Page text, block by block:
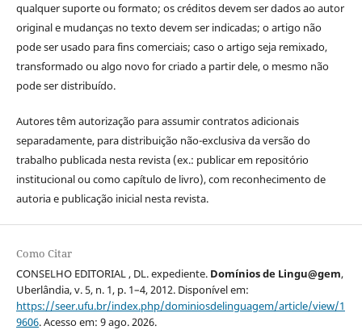
qualquer suporte ou formato; os créditos devem ser dados ao autor
original e mudanças no texto devem ser indicadas; o artigo não
pode ser usado para fins comerciais; caso o artigo seja remixado,
transformado ou algo novo for criado a partir dele, o mesmo não
pode ser distribuído.
Autores têm autorização para assumir contratos adicionais
separadamente, para distribuição não-exclusiva da versão do
trabalho publicada nesta revista (ex.: publicar em repositório
institucional ou como capítulo de livro), com reconhecimento de
autoria e publicação inicial nesta revista.
Como Citar
CONSELHO EDITORIAL , DL. expediente. Domínios de Lingu@gem,
Uberlândia, v. 5, n. 1, p. 1–4, 2012. Disponível em:
https://seer.ufu.br/index.php/dominiosdelinguagem/article/view/1
9606. Acesso em: 9 ago. 2026.